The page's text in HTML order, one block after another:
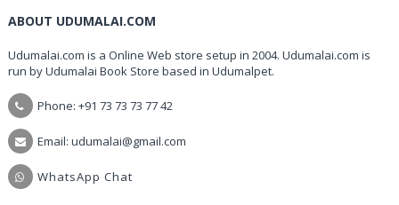
ABOUT UDUMALAI.COM
Udumalai.com is a Online Web store setup in 2004. Udumalai.com is
run by Udumalai Book Store based in Udumalpet.
Phone: +91 73 73 73 77 42
Email: udumalai@gmail.com
WhatsApp Chat